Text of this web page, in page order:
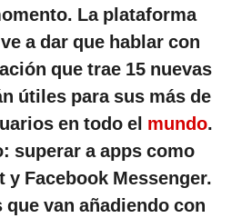
La plataforma
a dar que hablar con
que trae 15 nuevas
útiles para sus más de
en todo el mundo.
superar a apps como
y Facebook Messenger.
van añadiendo con